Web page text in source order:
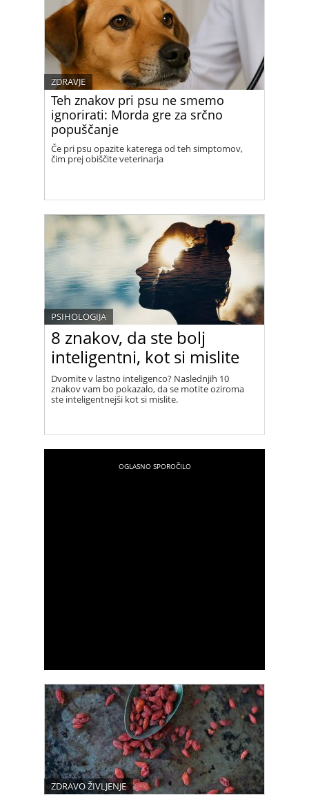
Teh znakov pri psu ne smemo
ignorirati: Morda gre za srčno
popuščanje
ZDRAVJE
Če pri psu opazite katerega od teh simptomov,
čim prej obiščite veterinarja
8 znakov, da ste bolj
inteligentni, kot si mislite
PSIHOLOGIJA
Dvomite v lastno inteligenco? Naslednjih 10
znakov vam bo pokazalo, da se motite oziroma
ste inteligentnejši kot si mislite.
ZDRAVO ŽIVLJENJE